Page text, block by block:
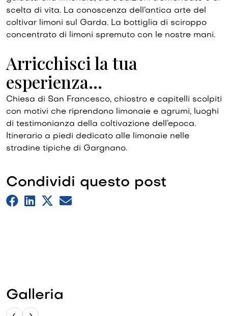
scelta di vita. La conoscenza dell’antica arte del
coltivar limoni sul Garda. La bottiglia di sciroppo
concentrato di limoni spremuto con le nostre mani.
Arricchisci la tua
esperienza…
Chiesa di San Francesco, chiostro e capitelli scolpiti
con motivi che riprendono limonaie e agrumi, luoghi
di testimonianza della coltivazione dell’epoca.
Itinerario a piedi dedicato alle limonaie nelle
stradine tipiche di Gargnano.
Condividi questo post
Galleria